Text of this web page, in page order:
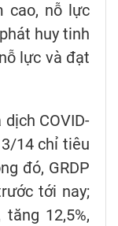
cao, nỗ lực
huy tinh
lực và đạt
COVID-
14 chỉ tiêu
đó, GRDP
tới nay;
12,5%,